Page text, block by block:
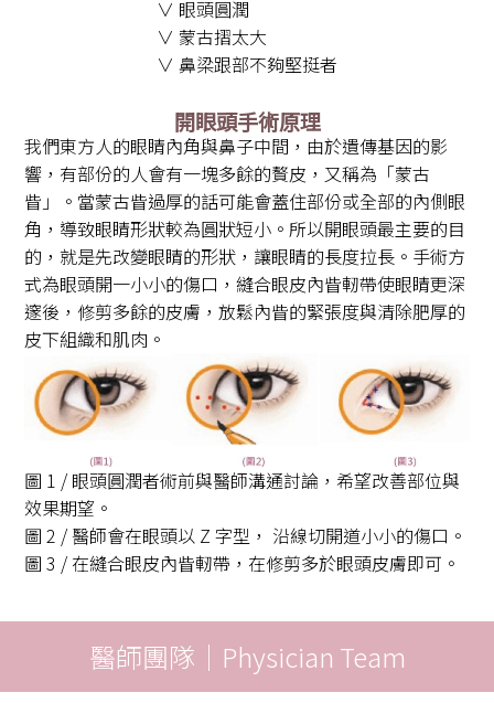
∨ 眼頭圓潤
∨ 蒙古摺太大
∨ 鼻梁跟部不夠堅挺者
開眼頭手術原理
我們東方人的眼睛內角與鼻子中間，由於遺傳基因的影
響，有部份的人會有一塊多餘的贅皮，又稱為「蒙古
眥」。當蒙古眥過厚的話可能會蓋住部份或全部的內側眼
角，導致眼睛形狀較為圓狀短小。所以開眼頭最主要的目
的，就是先改變眼睛的形狀，讓眼睛的長度拉長。手術方
式為眼頭開一小小的傷口，縫合眼皮內眥軔帶使眼睛更深
邃後，修剪多餘的皮膚，放鬆內眥的緊張度與清除肥厚的
皮下組織和肌肉。
圖 1 / 眼頭圓潤者術前與醫師溝通討論，希望改善部位與
效果期望。
圖 2 / 醫師會在眼頭以 Z 字型， 沿線切開道小小的傷口。
圖 3 / 在縫合眼皮內眥軔帶，在修剪多於眼頭皮膚即可。
醫師團隊｜Physician Team